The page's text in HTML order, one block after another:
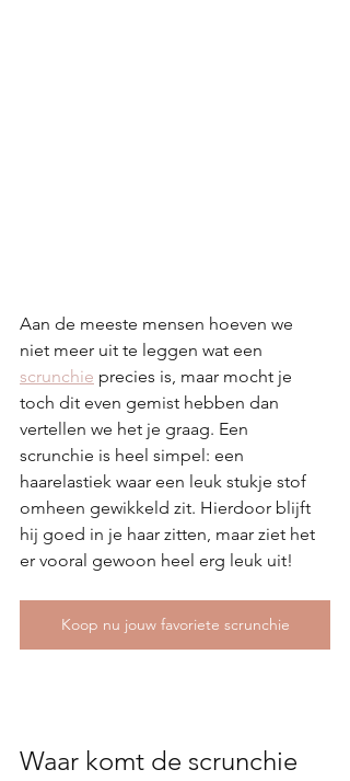
Aan de meeste mensen hoeven we
niet meer uit te leggen wat een
scrunchie precies is, maar mocht je
toch dit even gemist hebben dan
vertellen we het je graag. Een
scrunchie is heel simpel: een
haarelastiek waar een leuk stukje stof
omheen gewikkeld zit. Hierdoor blijft
hij goed in je haar zitten, maar ziet het
er vooral gewoon heel erg leuk uit!
Koop nu jouw favoriete scrunchie
Waar komt de scrunchie